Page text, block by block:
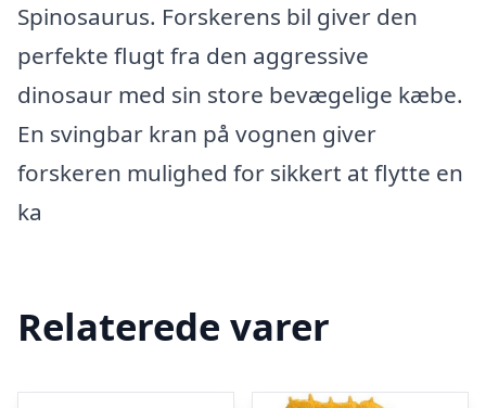
Spinosaurus. Forskerens bil giver den
perfekte flugt fra den aggressive
dinosaur med sin store bevægelige kæbe.
En svingbar kran på vognen giver
forskeren mulighed for sikkert at flytte en
ka
Relaterede varer